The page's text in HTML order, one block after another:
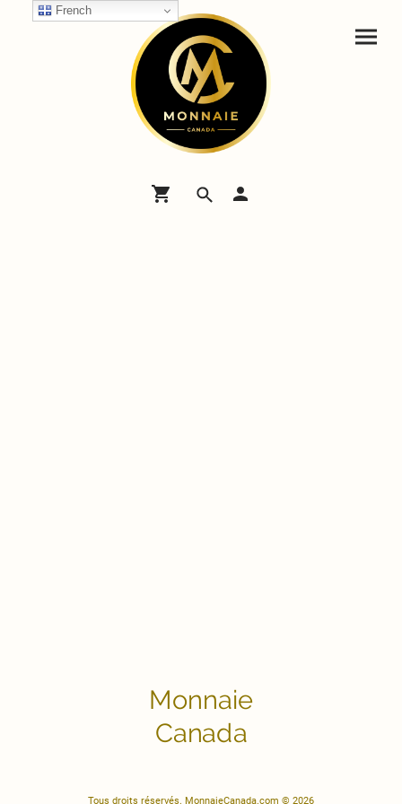
Monnaie
Canada
Tous droits réservés. MonnaieCanada.com © 2026
French